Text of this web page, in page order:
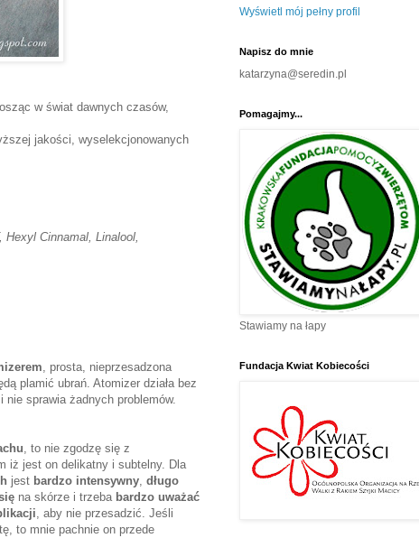
w świat dawnych czasów,
jakości, wyselekcjonowanych
Cinnamal, Linalool,
, prosta, nieprzesadzona
plamić ubrań. Atomizer działa bez
nie sprawia żadnych problemów.
, to nie zgodzę się z
iż jest on delikatny i subtelny. Dla
jest bardzo intensywny,długo
na skórze i trzeba bardzo uważać
, aby nie przesadzić. Jeśli
to mnie pachnie on przede
Wyświetl mój pełny profil
Napisz do mnie
katarzyna@seredin.pl
Pomagajmy...
Stawiamy na łapy
Fundacja Kwiat Kobiecości